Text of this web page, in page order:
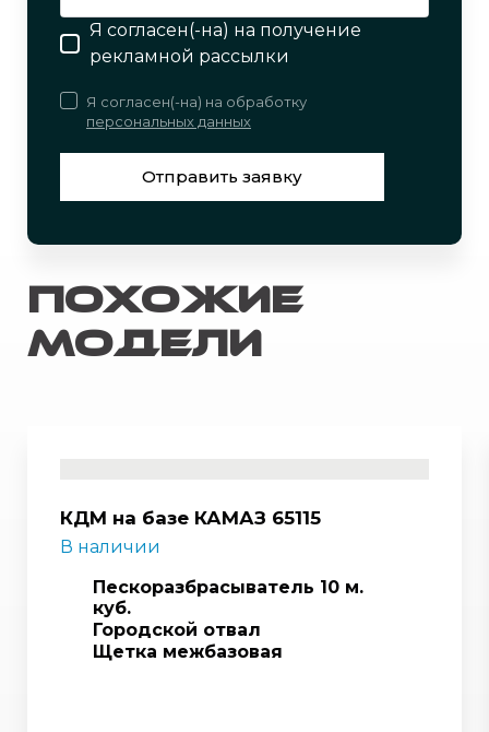
Я согласен(-на) на получение
рекламной рассылки
Отправить заявку
Я согласен(-на) на обработку
персональных данных
Похожие
модели
КДМ на базе КАМАЗ 65115
В наличии
Пескоразбрасыватель 10 м.
куб.
Городской отвал
Щетка межбазовая